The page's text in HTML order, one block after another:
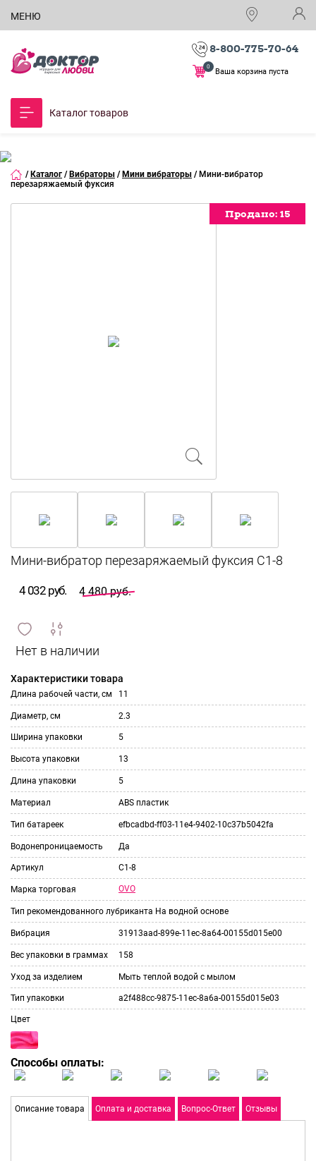
МЕНЮ
8-800-775-70-64
Ваша корзина пуста
0
Каталог товаров
/ Каталог / Вибраторы / Мини вибраторы / Мини-вибратор
перезаряжаемый фуксия
Продано: 15
Продано: 15
Продано: 15
Продано: 15
4 032 руб. 4 480 руб.
и
сравнить
ИЗБРАННОЕ
Характеристики товара
Длина рабочей части, см 11
Диаметр, см 2.3
Ширина упаковки 5
Высота упаковки 13
Длина упаковки 5
Материал ABS пластик
Тип батареек efbcadbd-ff03-11e4-9402-10c37b5042fa
Водонепроницаемость Да
Артикул C1-8
Марка торговая OVO
Тип рекомендованного лубриканта На водной основе
Вибрация 31913aad-899e-11ec-8a64-00155d015e00
Вес упаковки в граммах 158
Уход за изделием Мыть теплой водой с мылом
Тип упаковки a2f488cc-9875-11ec-8a6a-00155d015e03
Цвет
Способы оплаты:
Описание товара Оплата и доставка Вопрос-Ответ Отзывы